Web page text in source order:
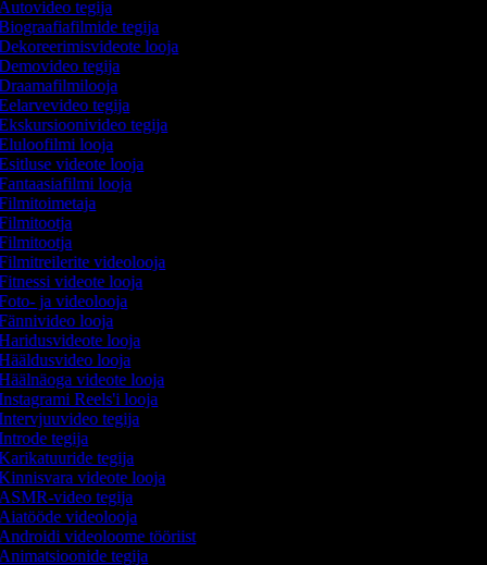
tegija
tegija
looja
tegija
tegija
tegija
looja
videote looja
looja
videolooja
videote looja
ja videolooja
looja
looja
looja
videote looja
Reels'i looja
tegija
tegija
tegija
videote looja
video tegija
videolooja
videoloome tööriist
tegija